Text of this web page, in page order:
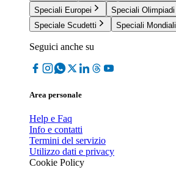
Speciali Europei
Speciali Olimpiadi
Speciale Scudetti
Speciali Mondiali
Seguici anche su
Area personale
Help e Faq
Info e contatti
Termini del servizio
Utilizzo dati e privacy
Cookie Policy